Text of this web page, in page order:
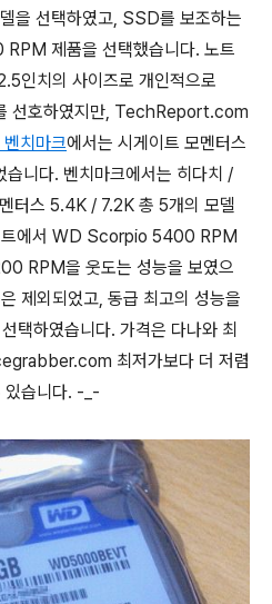
을 선택하였고, SSD를 보조하는
제품을 선택했습니다. 노트
인치의 사이즈로 개인적으로
선호하였지만, TechReport.com
치마크에서는 시게이트 모멘터스
습니다. 벤치마크에서는 히다치 /
터스 5.4K / 7.2K 총 5개의 모델
트에서 WD Scorpio 5400 RPM
RPM을 웃도는 성능을 보였으
제외되었고, 동급 최고의 성능을
하였습니다. 가격은 다나와 최
최저가보다 더 저렴
있습니다. -_-